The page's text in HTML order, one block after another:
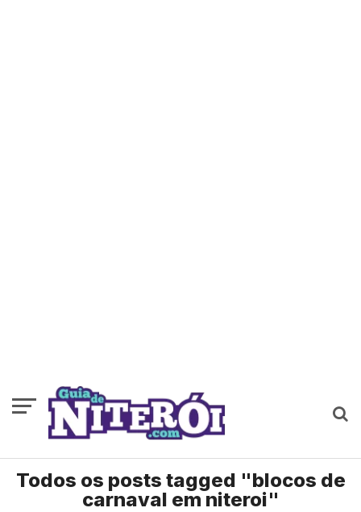
Todos os posts tagged "blocos de
carnaval em niteroi"